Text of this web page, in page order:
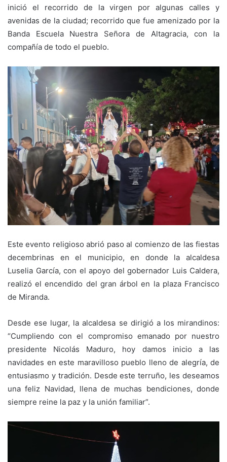
inició el recorrido de la virgen por algunas calles y
avenidas de la ciudad; recorrido que fue amenizado por la
Banda Escuela Nuestra Señora de Altagracia, con la
compañía de todo el pueblo.
Este evento religioso abrió paso al comienzo de las fiestas
decembrinas en el municipio, en donde la alcaldesa
Luselia García, con el apoyo del gobernador Luis Caldera,
realizó el encendido del gran árbol en la plaza Francisco
de Miranda.
Desde ese lugar, la alcaldesa se dirigió a los mirandinos:
“Cumpliendo con el compromiso emanado por nuestro
presidente Nicolás Maduro, hoy damos inicio a las
navidades en este maravilloso pueblo lleno de alegría, de
entusiasmo y tradición. Desde este terruño, les deseamos
una feliz Navidad, llena de muchas bendiciones, donde
siempre reine la paz y la unión familiar”.